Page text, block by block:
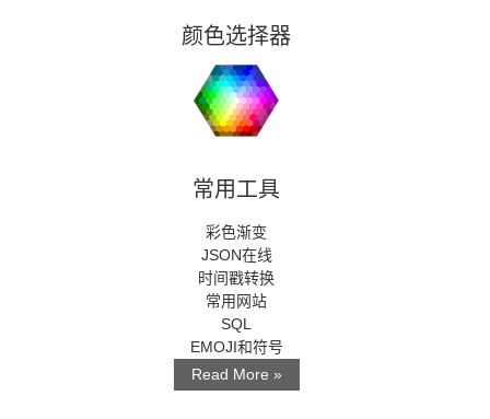
颜色选择器
常用工具
彩色渐变
JSON在线
时间戳转换
常用网站
SQL
EMOJI和符号
Read More »